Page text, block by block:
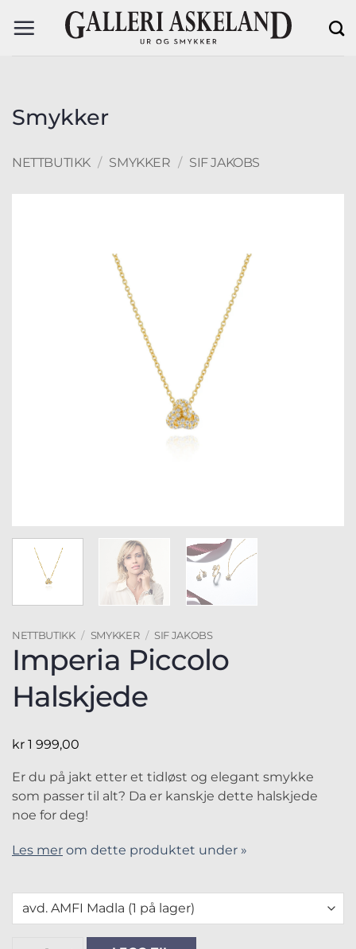
Smykker
NETTBUTIKK / SMYKKER / SIF JAKOBS
NETTBUTIKK / SMYKKER / SIF JAKOBS
Imperia Piccolo
Halskjede
kr 1 999,00
Er du på jakt etter et tidløst og elegant smykke
som passer til alt? Da er kanskje dette halskjede
noe for deg!
Les mer om dette produktet under »
Imperia Piccolo Halskjede antall